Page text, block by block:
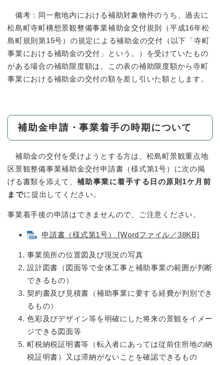
備考：同一敷地内における補助対象物件のうち、過去に
松島町寺町構想景観整備事業補助金交付規則（平成16年松
島町規則第15号）の規定による補助金の交付（以下「寺町
事業における補助金の交付」という。）を受けていたもの
がある場合の補助限度額は、この表の補助限度額から寺町
事業における補助金の交付の額を差し引いた額とします。
補助金申請・事業着手の時期について
補助金の交付を受けようとする方は、松島町景観重点地
区景観整備事業補助金交付申請書（様式第1号）に次の掲
げる書類を添えて、 補助事業に着手する日の原則1ケ月前
までに提出してください。
事業着手後の申請はできませんので、ご注意ください。
申請書（様式第1号） [Wordファイル／38KB]
事業箇所の位置図及び現況の写真
設計図書（図面等で全体工事と補助事業の範囲が判断
できるもの）
契約書及び見積書（補助事業に要する経費が判別でき
るもの）
色彩及びデザイン等を明確にした将来の景観をイメー
ジできる図面等
町税納税証明書等（転入者にあっては従前住所地の納
税証明書）又は滞納がないことを確認できるもの